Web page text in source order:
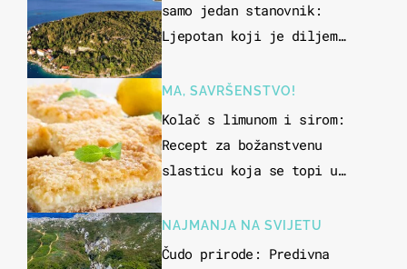
samo jedan stanovnik:
Ljepotan koji je diljem
"bijelom zlatu"
MA, SAVRŠENSTVO!
Kolač s limunom i sirom:
Recept za božanstvenu
slasticu koja se topi u
NAJMANJA NA SVIJETU
Čudo prirode: Predivna